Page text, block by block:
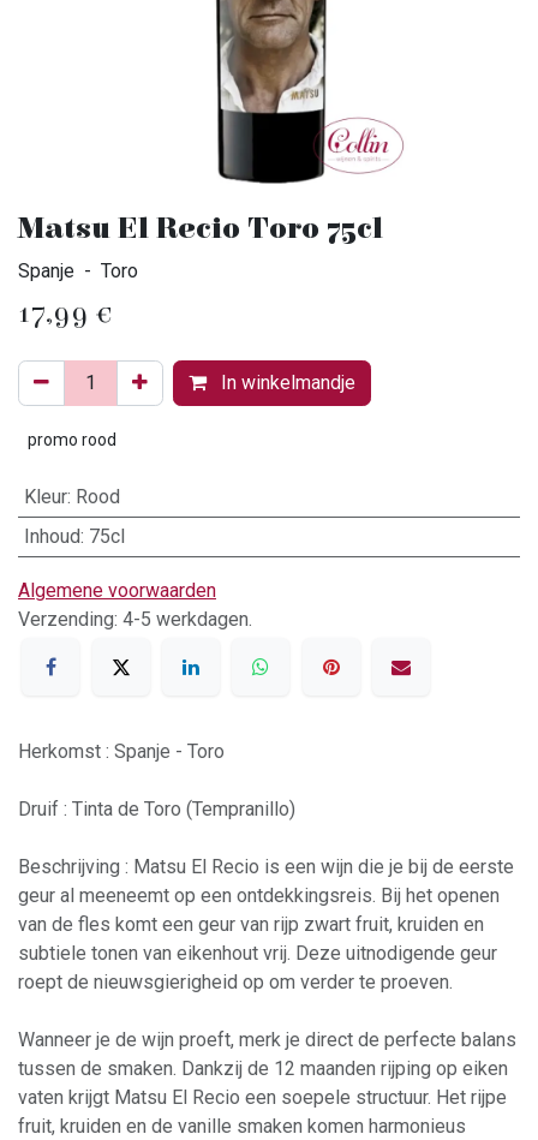
Matsu El Recio Toro 75cl
Spanje - Toro
17,99 €
In winkelmandje
promo rood
Kleur: Rood
Inhoud: 75cl
Algemene voorwaarden
Verzending: 4-5 werkdagen.
Herkomst : Spanje - Toro
Druif : Tinta de Toro (Tempranillo)
Beschrijving : Matsu El Recio is een wijn die je bij de eerste
geur al meeneemt op een ontdekkingsreis. Bij het openen
van de fles komt een geur van rijp zwart fruit, kruiden en
subtiele tonen van eikenhout vrij. Deze uitnodigende geur
roept de nieuwsgierigheid op om verder te proeven.
Wanneer je de wijn proeft, merk je direct de perfecte balans
tussen de smaken. Dankzij de 12 maanden rijping op eiken
vaten krijgt Matsu El Recio een soepele structuur. Het rijpe
fruit, kruiden en de vanille smaken komen harmonieus